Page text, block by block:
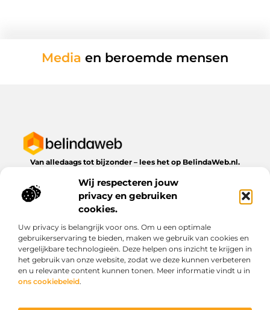
Wij respecteren jouw
privacy en gebruiken
cookies.
Uw privacy is belangrijk voor ons. Om u een optimale
gebruikerservaring te bieden, maken we gebruik van cookies en
vergelijkbare technologieën. Deze helpen ons inzicht te krijgen in
het gebruik van onze website, zodat we deze kunnen verbeteren
en u relevante content kunnen tonen. Meer informatie vindt u in
ons cookiebeleid.
Media en beroemde mensen
Van alledaags tot bijzonder – lees het op BelindaWeb.nl.
dagelijks leven te bieden heeft.
Bericht categorie
Onze informatie